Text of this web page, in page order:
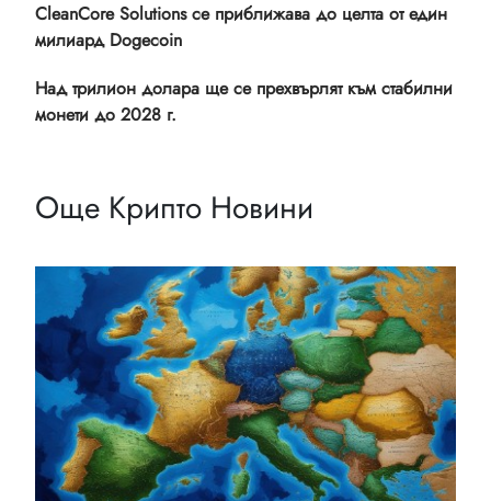
CleanCore Solutions се приближава до целта от един
милиард Dogecoin
Над трилион долара ще се прехвърлят към стабилни
монети до 2028 г.
Още Крипто Новини